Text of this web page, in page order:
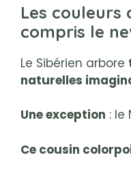
Les couleurs
compris le
Le Sibérien arbore
naturelles
Une exception : le
Ce cousin